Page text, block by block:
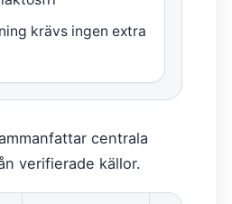
krävs ingen extra
centrala
verifierade källor.